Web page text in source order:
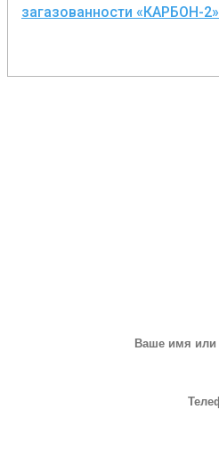
загазованности «КАРБОН-2»